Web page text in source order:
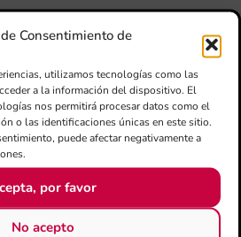
Consentimiento de
utilizamos tecnologías como las
a la información del dispositivo. El
nos permitirá procesar datos como el
o las identificaciones únicas en este sitio.
puede afectar negativamente a
por favor
No acepto
80